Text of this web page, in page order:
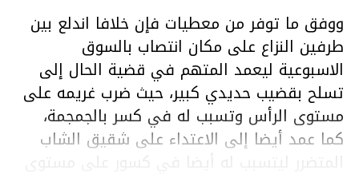
ووفق ما توفر من معطيات فإن خلافا اندلع بين
طرفين النزاع على مكان انتصاب بالسوق
الاسبوعية ليعمد المتهم في قضية الحال إلى
تسلح بقضيب حديدي كبير، حيث ضرب غريمه على
مستوى الرأس وتسبب له في كسر بالجمجمة،
كما عمد أيضا إلى الاعتداء على شقيق الشاب
المتضرر ليتسبب له أيضا في كسور على مستوى